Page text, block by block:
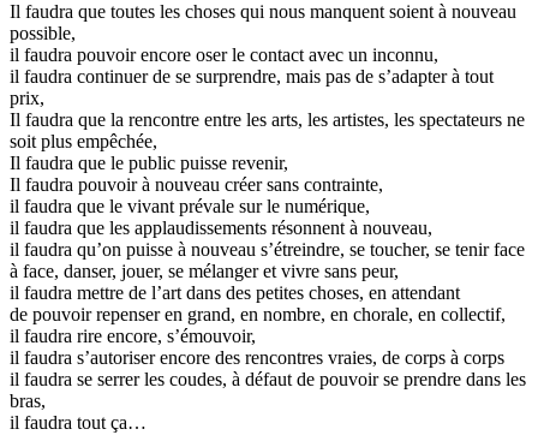
Il faudra que toutes les choses qui nous manquent soient à nouveau
possible,
il faudra pouvoir encore oser le contact avec un inconnu,
il faudra continuer de se surprendre, mais pas de s’adapter à tout
prix,
Il faudra que la rencontre entre les arts, les artistes, les spectateurs ne
soit plus empêchée,
Il faudra que le public puisse revenir,
Il faudra pouvoir à nouveau créer sans contrainte,
il faudra que le vivant prévale sur le numérique,
il faudra que les applaudissements résonnent à nouveau,
il faudra qu’on puisse à nouveau s’étreindre, se toucher, se tenir face
à face, danser, jouer, se mélanger et vivre sans peur,
il faudra mettre de l’art dans des petites choses, en attendant
de pouvoir repenser en grand, en nombre, en chorale, en collectif,
il faudra rire encore, s’émouvoir,
il faudra s’autoriser encore des rencontres vraies, de corps à corps
il faudra se serrer les coudes, à défaut de pouvoir se prendre dans les
bras,
il faudra tout ça…